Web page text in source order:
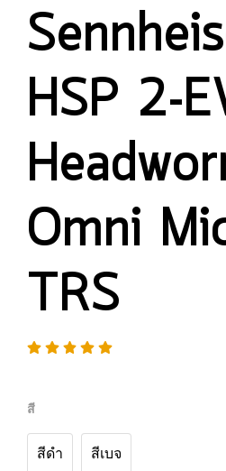
HSP 2-
Omni
TRS
สี
สีดำ สีเบจ